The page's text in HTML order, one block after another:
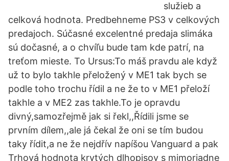
služieb a
celková hodnota. Predbehneme PS3 v celkových
predajoch. Súčasné excelentné predaja slimáka
sú dočasné, a o chvíľu bude tam kde patrí, na
treťom mieste. To Ursus:To máš pravdu ale když
už to bylo takhle přeložený v ME1 tak bych se
podle toho trochu řídil a ne že to v ME1 přeloží
takhle a v ME2 zas takhle.To je opravdu
divný,samozřejmě jak si řekl,,Řídili jsme se
prvním dílem,,ale já čekal že oni se tím budou
taky řídit,a ne že nejdřív napíšou Vanguard a pak
Trhová hodnota krytých dlhopisov s mimoriadne